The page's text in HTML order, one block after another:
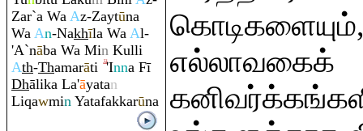
Zar`a Wa Az-Zaytūna
Wa An-Nakhīla Wa Al-
'A`nāba Wa Min Kulli
Ath-Thamarāti 'Inna Fī
Dhālika La'āyatan
Liqawmin Yatafakkarūna
எல்லாவகைக்